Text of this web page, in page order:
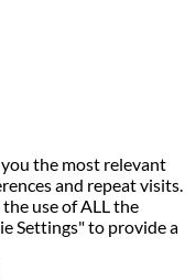
the most relevant
and repeat visits.
use of ALL the
Settings" to provide a